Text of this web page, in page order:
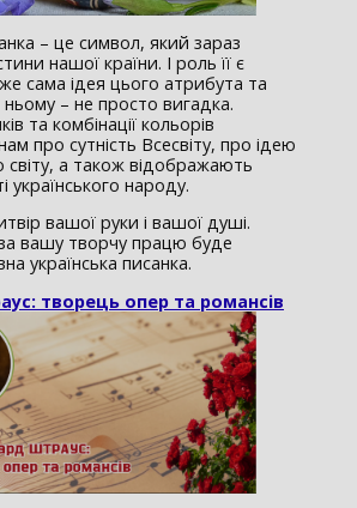
– це символ, який зараз
нашої країни. І роль її є
сама ідея цього атрибута та
– не просто вигадка.
та комбінації кольорів
про сутність Всесвіту, про ідею
а також відображають
українського народу.
вашої руки і вашої душі.
вашу творчу працю буде
українська писанка.
творець опер та романсів